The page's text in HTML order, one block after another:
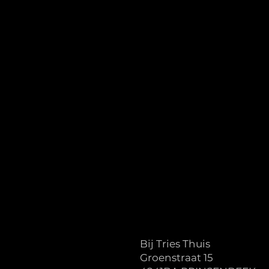
Bij Tries Thuis
Groenstraat 15